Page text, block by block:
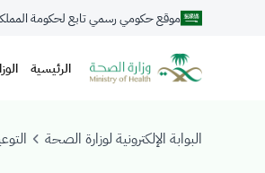
موقع حكومي رسمي تابع لحكومة
الرئيسية
البوابة الإلكترونية لوزارة الصحة